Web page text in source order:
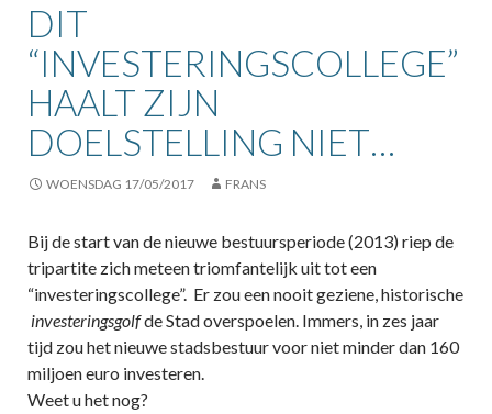
DIT
“INVESTERINGSCOLLEGE”
HAALT ZIJN
DOELSTELLING NIET…
WOENSDAG 17/05/2017 FRANS
Bij de start van de nieuwe bestuursperiode (2013) riep de
tripartite zich meteen triomfantelijk uit tot een
“investeringscollege”. Er zou een nooit geziene, historische
investeringsgolfde Stad overspoelen. Immers, in zes jaar
tijd zou het nieuwe stadsbestuur voor niet minder dan 160
miljoen euro investeren.
Weet u het nog?